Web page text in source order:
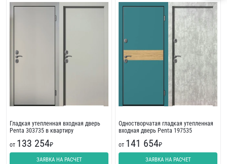
Гладкая утепленная входная дверь
Penta 303735 в квартиру
от 133 254₽
ЗАЯВКА НА РАСЧЕТ
Одностворчатая гладкая утепленная
входная дверь Penta 197535
от 141 654₽
ЗАЯВКА НА РАСЧЕТ